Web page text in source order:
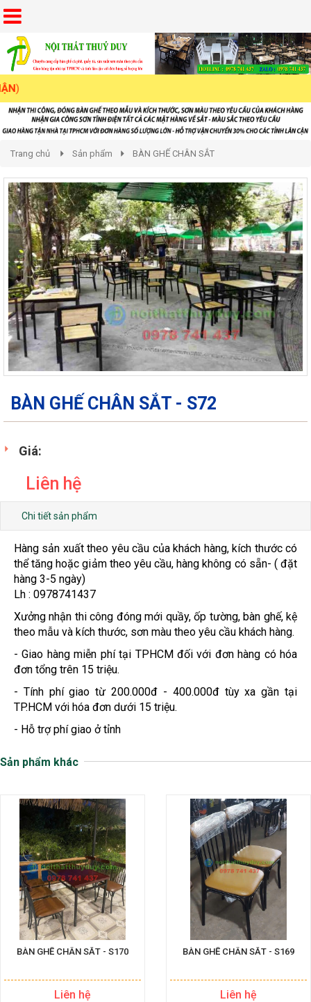
Trang chủ Sản phẩm BÀN GHẾ CHÂN SẮT
BÀN GHẾ CHÂN SẮT - S72
Giá:
Liên hệ
Chi tiết sản phẩm
Hàng sản xuất theo yêu cầu của khách hàng, kích thước có
thể tăng hoặc giảm theo yêu cầu, hàng không có sẵn- ( đặt
hàng 3-5 ngày)
Lh : 0978741437
Xưởng nhận thi công đóng mới quầy, ốp tường, bàn ghế, kệ
theo mẫu và kích thước, sơn màu theo yêu cầu khách hàng.
- Giao hàng miễn phí tại TPHCM đối với đơn hàng có hóa
đơn tổng trên 15 triệu.
- Tính phí giao từ 200.000đ - 400.000đ tùy xa gần tại
TP.HCM với hóa đơn dưới 15 triệu.
- Hỗ trợ phí giao ở tỉnh
Sản phẩm khác
BÀN GHẾ CHÂN SẮT - S170
Liên hệ
BÀN GHẾ CHÂN SẮT - S169
Liên hệ